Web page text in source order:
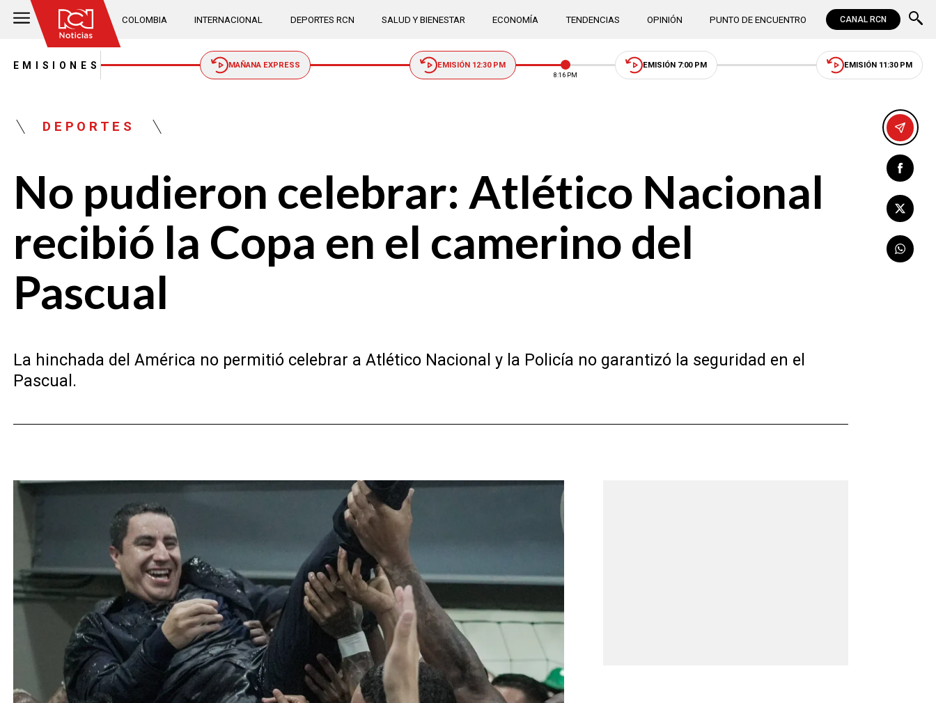
COLOMBIA INTERNACIONAL DEPORTES RCN SALUD Y BIENESTAR ECONOMÍA TENDENCIAS OPINIÓN PUNTO DE ENCUENTRO CANAL RCN
EMISIONES MAÑANA EXPRESS EMISIÓN 12:30 PM
8:16 PM
EMISIÓN 7:00 PM EMISIÓN 11:30 PM
DEPORTES
No pudieron celebrar: Atlético Nacional
recibió la Copa en el camerino del
Pascual
La hinchada del América no permitió celebrar a Atlético Nacional y la Policía no garantizó la seguridad en el
Pascual.